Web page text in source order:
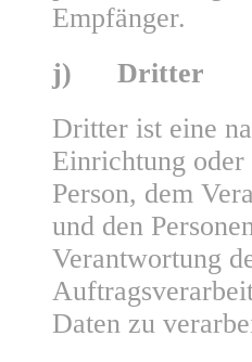
Empfänger.
j) Dritter
Dritter ist eine
Einrichtung oder
Person, dem
und den
Verantwortung
Daten zu